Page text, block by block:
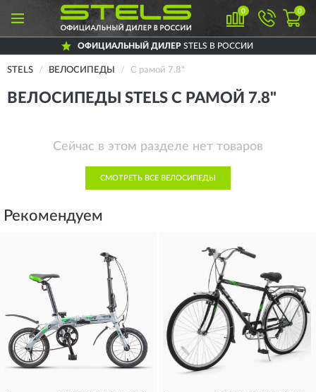
0 0
ОФИЦИАЛЬНЫЙ ДИЛЕР STELS В РОССИИ
STELS ВЕЛОСИПЕДЫ С рамой 7.8"
ВЕЛОСИПЕДЫ STELS С РАМОЙ 7.8"
Сейчас в этом разделе нет товаров
СМОТРЕТЬ ВСЕ ВЕЛОСИПЕДЫ
Рекомендуем